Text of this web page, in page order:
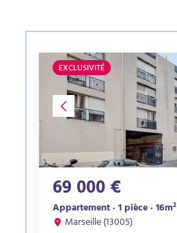
EXCLUSIVITÉ
69 000 €
Appartement · 1 pièce · 16m²
Marseille (13005)